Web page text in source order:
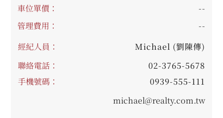
車位單價：
--
管理費用：
--
經紀人員：
Michael (劉陳傳)
聯絡電話：
02-3765-5678
手機號碼：
0939-555-111
michael@realty.com.tw